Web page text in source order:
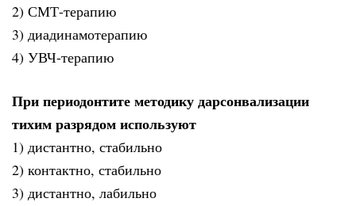
2) СМТ-терапию
3) диадинамотерапию
4) УВЧ-терапию
При периодонтите методику дарсонвализации
тихим разрядом используют
1) дистантно, стабильно
2) контактно, стабильно
3) дистантно, лабильно